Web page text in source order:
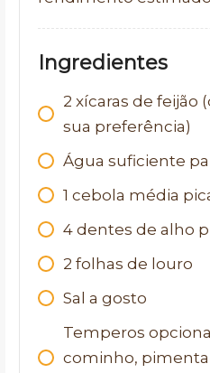
Ingredientes
2 xícaras de feijão
sua preferência)
Água suficiente
1 cebola média
4 dentes de alho
2 folhas de louro
Sal a gosto
Temperos
cominho,